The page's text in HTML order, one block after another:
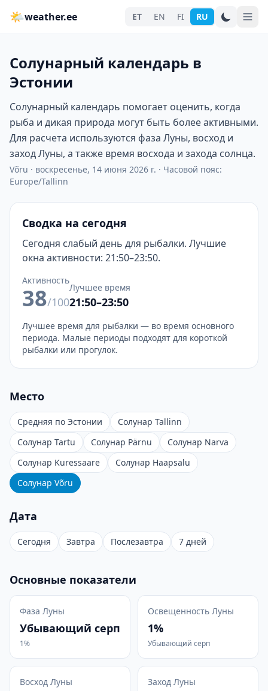
🌤weather.ee ET EN FI RU
Солунарный календарь в
Эстонии
Солунарный календарь помогает оценить, когда
рыба и дикая природа могут быть более активными.
Для расчета используются фаза Луны, восход и
заход Луны, а также время восхода и захода солнца.
Võru · воскресенье, 14 июня 2026 г. · Часовой пояс:
Europe/Tallinn
Сводка на сегодня
Сегодня слабый день для рыбалки. Лучшие
окна активности: 21:50–23:50.
Активность
38/100
Лучшее время
21:50–23:50
Лучшее время для рыбалки — во время основного
периода. Малые периоды подходят для короткой
рыбалки или прогулок.
Место
Средняя по Эстонии
Солунар Tallinn
Солунар Tartu
Солунар Pärnu
Солунар Narva
Солунар Kuressaare
Солунар Haapsalu
Солунар Võru
Дата
Сегодня Завтра Послезавтра 7 дней
Основные показатели
Фаза Луны
Убывающий серп
1%
Освещенность Луны
1%
Убывающий серп
Восход Луны Заход Луны